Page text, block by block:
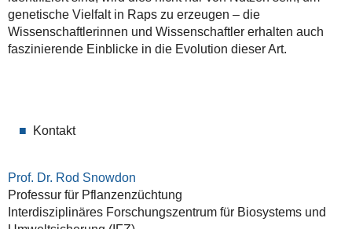
genetische Vielfalt in Raps zu erzeugen – die
Wissenschaftlerinnen und Wissenschaftler erhalten auch
faszinierende Einblicke in die Evolution dieser Art.
Kontakt
Prof. Dr. Rod Snowdon
Professur für Pflanzenzüchtung
Interdisziplinäres Forschungszentrum für Biosystems und